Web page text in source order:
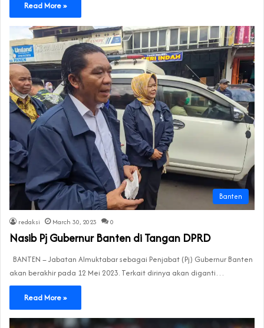
Read More »
Banten
redaksi March 30, 2023 0
Nasib Pj Gubernur Banten di Tangan DPRD
BANTEN – Jabatan Almuktabar sebagai Penjabat (Pj) Gubernur Banten
akan berakhir pada 12 Mei 2023. Terkait dirinya akan diganti…
Read More »